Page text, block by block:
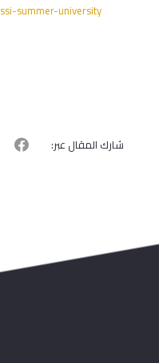
summer-university/
شارك المقال عبر: